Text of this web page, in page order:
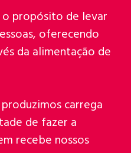
o propósito de levar
oferecendo
da alimentação de
carrega
de fazer a
recebe nossos